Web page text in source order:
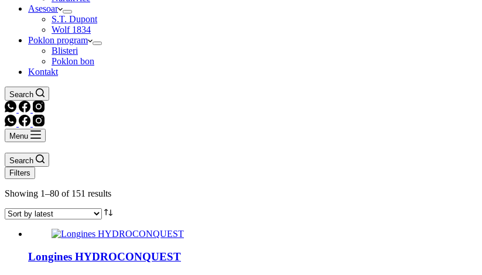
Asesoar
S.T. Dupont
Wolf 1834
Poklon program
Blisteri
Poklon bon
Kontakt
Search
Menu
Search
Filters
Showing 1–80 of 151 resultsSorted
latest
Longines HYDROCONQUEST